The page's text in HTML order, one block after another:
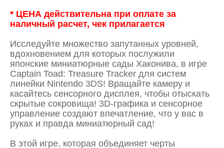
* ЦЕНА действительна при оплате за
наличный расчет, чек прилагается
Исследуйте множество запутанных уровней,
вдохновением для которых послужили
японские миниатюрные сады Хаконива, в игре
Captain Toad: Treasure Tracker для систем
линейки Nintendo 3DS! Вращайте камеру и
касайтесь сенсорного дисплея, чтобы отыскать
скрытые сокровища! 3D-графика и сенсорное
управление создают впечатление, что у вас в
руках и правда миниатюрный сад!
В этой игре, которая объединяет черты